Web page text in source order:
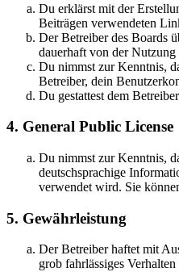
Du erklärst mit der
Beiträgen verwendeten
Der Betreiber des Boards
dauerhaft von der Nutzung
Du nimmst zur Kenntnis,
Betreiber, dein
Du gestattest dem
4. General Public License
Du nimmst zur Kenntnis,
deutschsprachige
verwendet wird. Sie
5. Gewährleistung
Der Betreiber haftet mit
grob fahrlässiges